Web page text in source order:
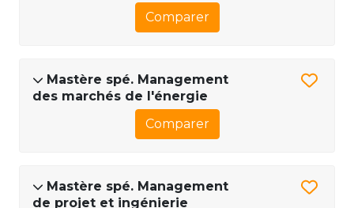
Comparer
Mastère spé. Management
des marchés de l'énergie
Comparer
Mastère spé. Management
de projet et ingénierie